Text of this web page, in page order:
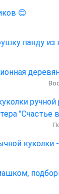
😊
панду из
ручной
"Счастье
куколки